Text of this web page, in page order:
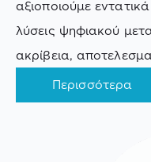
αξιοποιούμε
λύσεις ψηφιακού
ακρίβεια,
Περισσότερα